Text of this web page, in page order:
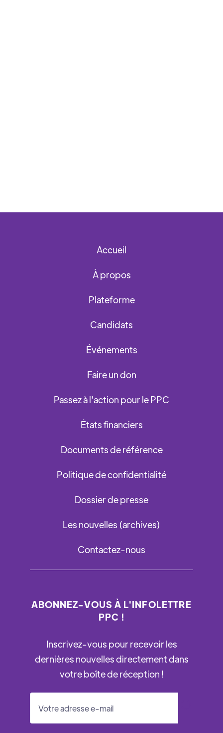
Accueil
À propos
Plateforme
Candidats
Événements
Faire un don
Passez à l'action pour le PPC
États financiers
Documents de référence
Politique de confidentialité
Dossier de presse
Les nouvelles (archives)
Contactez-nous
ABONNEZ-VOUS À L'INFOLETTRE
PPC !
Inscrivez-vous pour recevoir les
dernières nouvelles directement dans
votre boîte de réception !